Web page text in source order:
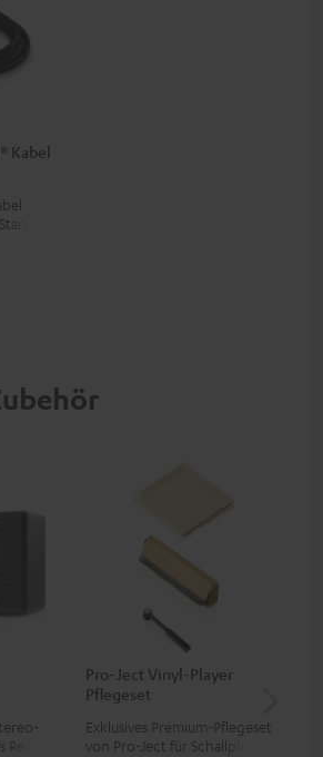
Kabel
Pro-Ject Vinyl-Player
Pflegeset
Exklusives Premium-Pflegeset
von Pro-Ject für Schallplatten